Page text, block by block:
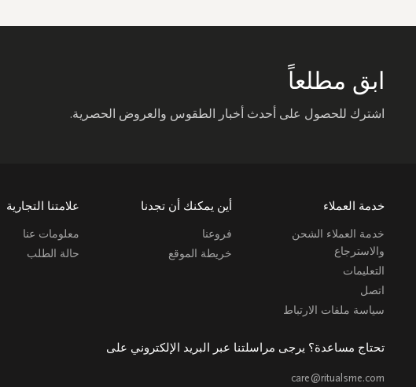
ابق مطلعاً
اشترك للحصول على أحدث أخبار الطقوس والعروض الحصرية.
خدمة العملاء
خدمة العملاء الشحن
والاسترجاع
التعليمات
اتصل
سياسة ملفات الارتباط
أين يمكنك أن تجدنا
فروعنا
خريطة الموقع
علامتنا التجارية
معلومات عنا
حالة الطلب
تحتاج مساعدة؟ يرجى مراسلتنا عبر البريد الإلكتروني على
care@ritualsme.com